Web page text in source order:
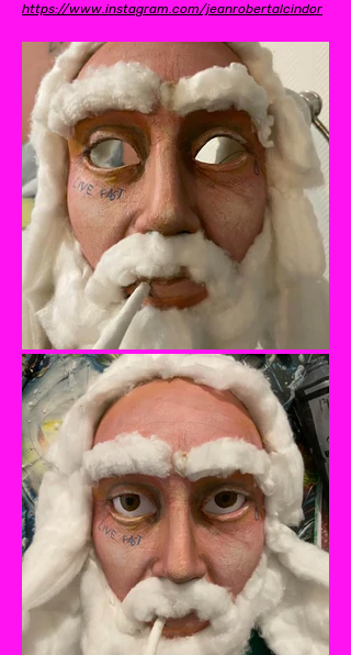
https://www.instagram.com/jeanrobertalcindor